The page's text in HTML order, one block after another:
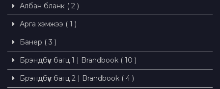
Албан бланк ( 2 )
Арга хэмжээ ( 1 )
Банер ( 3 )
Брэндбүүк багц 1 | Brandbook ( 10 )
Брэндбүүк багц 2 | Brandbook ( 4 )